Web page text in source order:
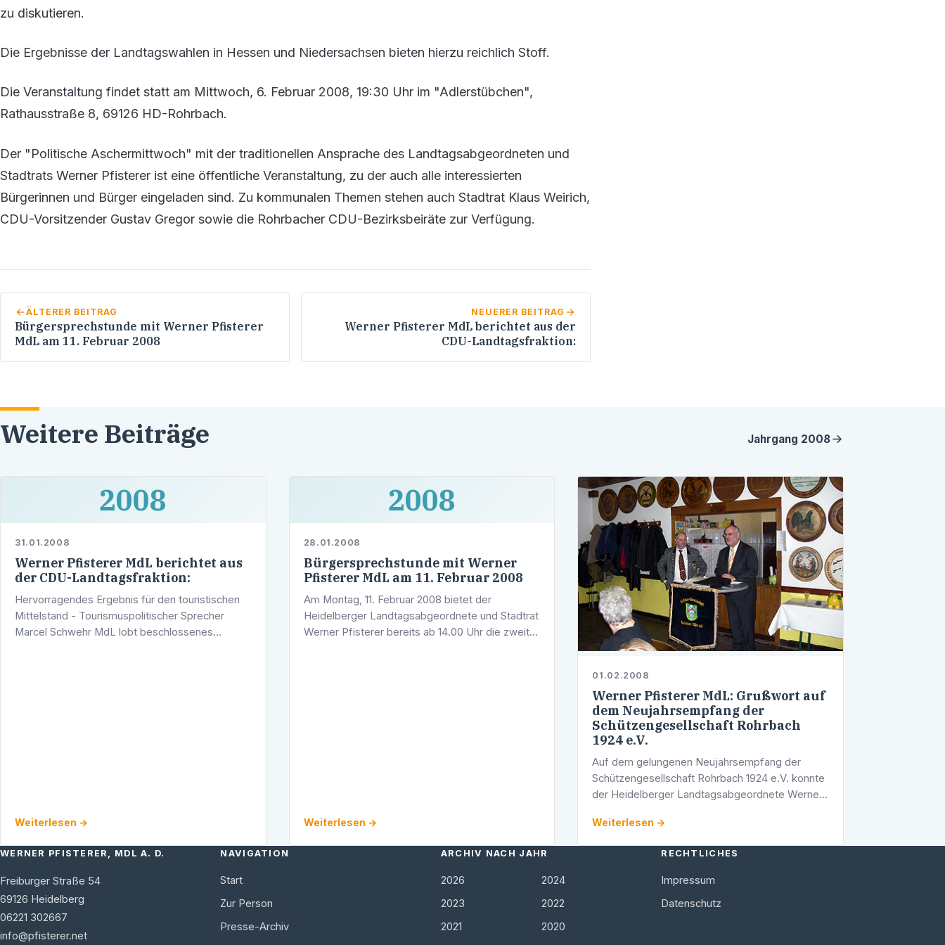
zu diskutieren.
Die Ergebnisse der Landtagswahlen in Hessen und Niedersachsen bieten hierzu reichlich Stoff.
Die Veranstaltung findet statt am Mittwoch, 6. Februar 2008, 19:30 Uhr im "Adlerstübchen",
Rathausstraße 8, 69126 HD-Rohrbach.
Der "Politische Aschermittwoch" mit der traditionellen Ansprache des Landtagsabgeordneten und
Stadtrats Werner Pfisterer ist eine öffentliche Veranstaltung, zu der auch alle interessierten
Bürgerinnen und Bürger eingeladen sind. Zu kommunalen Themen stehen auch Stadtrat Klaus Weirich,
CDU-Vorsitzender Gustav Gregor sowie die Rohrbacher CDU-Bezirksbeiräte zur Verfügung.
ÄLTERER BEITRAG
Bürgersprechstunde mit Werner Pfisterer
MdL am 11. Februar 2008
NEUERER BEITRAG
Werner Pfisterer MdL berichtet aus der
CDU-Landtagsfraktion:
Weitere Beiträge Jahrgang 2008
2008
31.01.2008
Werner Pfisterer MdL berichtet aus
der CDU-Landtagsfraktion:
Hervorragendes Ergebnis für den touristischen
Mittelstand - Tourismuspolitischer Sprecher
Marcel Schwehr MdL lobt beschlossenes
Weiterlesen →
2008
28.01.2008
Bürgersprechstunde mit Werner
Pfisterer MdL am 11. Februar 2008
Am Montag, 11. Februar 2008 bietet der
Heidelberger Landtagsabgeordnete und Stadtrat
Werner Pfisterer bereits ab 14.00 Uhr die zweite
Weiterlesen →
01.02.2008
Werner Pfisterer MdL: Grußwort auf
dem Neujahrsempfang der
Schützengesellschaft Rohrbach
1924 e.V.
Auf dem gelungenen Neujahrsempfang der
Schützengesellschaft Rohrbach 1924 e.V. konnte
der Heidelberger Landtagsabgeordnete Werner
Weiterlesen →
WERNER PFISTERER, MDL A. D.
Freiburger Straße 54
69126 Heidelberg
06221 302667
info@pfisterer.net
NAVIGATION
Start
Zur Person
Presse-Archiv
ARCHIV NACH JAHR
2026
2024
2023
2022
2021
2020
RECHTLICHES
Impressum
Datenschutz